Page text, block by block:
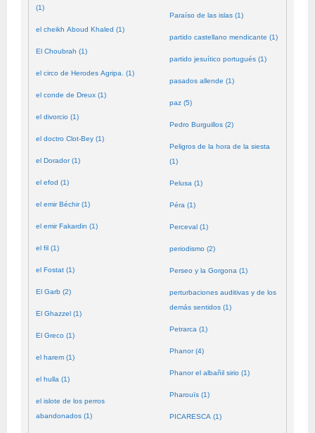
(1)
el cheikh Aboud Khaled (1)
El Choubrah (1)
el circo de Herodes Agripa. (1)
el conde de Dreux (1)
el divorcio (1)
el doctro Clot-Bey (1)
el Dorador (1)
el efod (1)
el emir Béchir (1)
el emir Fakardin (1)
el fil (1)
el Fostat (1)
El Garb (2)
El Ghazzel (1)
El Greco (1)
el harem (1)
el hulla (1)
el islote de los perros
abandonados (1)
Paraíso de las islas (1)
partido castellano mendicante (1)
partido jesuítico portugués (1)
pasados allende (1)
paz (5)
Pedro Burguillos (2)
Peligros de la hora de la siesta
(1)
Pelusa (1)
Péra (1)
Perceval (1)
periodismo (2)
Perseo y la Gorgona (1)
perturbaciones auditivas y de los
demás sentidos (1)
Petrarca (1)
Phanor (4)
Phanor el albañil sirio (1)
Pharouïs (1)
PICARESCA (1)